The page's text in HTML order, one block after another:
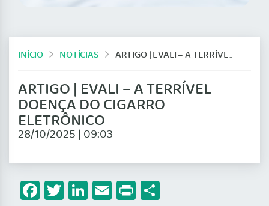
INÍCIO NOTÍCIAS ARTIGO | EVALI – A TERRÍVEL DOENÇA DO CIGARRO ELETRÔNICO
ARTIGO | EVALI – A TERRÍVEL
DOENÇA DO CIGARRO
ELETRÔNICO
28/10/2025 | 09:03
Facebook
Twitter
LinkedIn
Email
Print